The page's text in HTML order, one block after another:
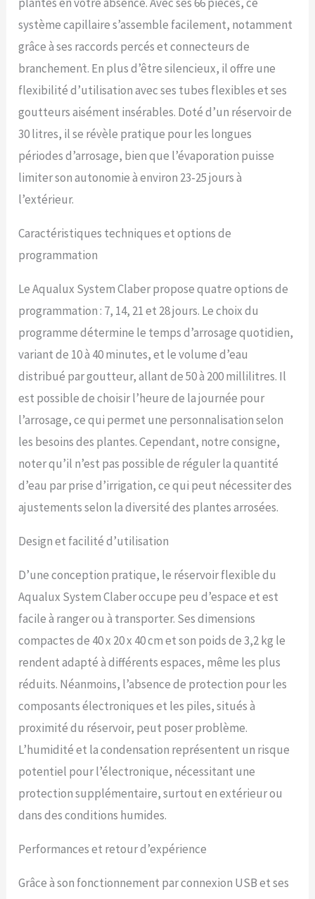
Réservoir d’eau pliable en
PVC très épais d’une
capacité de 30 litres. Fourni
capillaire en PVC, 20
goutteurs, 20 pics pour
et 6 bouchons de fin de
ligne. Quatre programmes
différents (7-14-21-28 jours
d’autonomie),
sélectionnables à l’aide
programme ou retardé
visualiser le programme
sélectionné, la durée du
cycle d’arrosage en cours,
l’éventuel retard configuré
et le temps manquant à
l’arrosage suivant.
système capillaire s’assemble facilement, notamment
grâce à ses raccords percés et connecteurs de
branchement. En plus d’être silencieux, il offre une
flexibilité d’utilisation avec ses tubes flexibles et ses
goutteurs aisément insérables. Doté d’un réservoir de
30 litres, il se révèle pratique pour les longues
périodes d’arrosage, bien que l’évaporation puisse
limiter son autonomie à environ 23-25 jours à
l’extérieur.
Caractéristiques techniques et options de
programmation
Le Aqualux System Claber propose quatre options de
programmation : 7, 14, 21 et 28 jours. Le choix du
programme détermine le temps d’arrosage quotidien,
variant de 10 à 40 minutes, et le volume d’eau
distribué par goutteur, allant de 50 à 200 millilitres. Il
est possible de choisir l’heure de la journée pour
l’arrosage, ce qui permet une personnalisation selon
les besoins des plantes. Cependant, notre consigne,
noter qu’il n’est pas possible de réguler la quantité
d’eau par prise d’irrigation, ce qui peut nécessiter des
ajustements selon la diversité des plantes arrosées.
Design et facilité d’utilisation
D’une conception pratique, le réservoir flexible du
Aqualux System Claber occupe peu d’espace et est
facile à ranger ou à transporter. Ses dimensions
compactes de 40 x 20 x 40 cm et son poids de 3,2 kg le
rendent adapté à différents espaces, même les plus
réduits. Néanmoins, l’absence de protection pour les
composants électroniques et les piles, situés à
proximité du réservoir, peut poser problème.
L’humidité et la condensation représentent un risque
potentiel pour l’électronique, nécessitant une
protection supplémentaire, surtout en extérieur ou
dans des conditions humides.
Performances et retour d’expérience
Grâce à son fonctionnement par connexion USB et ses